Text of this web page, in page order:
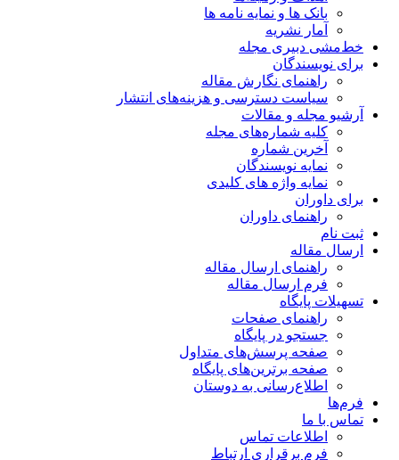
بانک ها و نمایه نامه ها
آمار نشریه
خط‌مشی دبیری مجله
برای نویسندگان
راهنمای نگارش مقاله
سیاست دسترسی و هزینه‌های انتشار
آرشیو مجله و مقالات
کلیه شماره‌های مجله
آخرین شماره
نمایه نویسندگان
نمایه واژه های کلیدی
برای داوران
راهنمای داوران
ثبت نام
ارسال مقاله
راهنمای ارسال مقاله
فرم ارسال مقاله
تسهیلات پایگاه
راهنمای صفحات
جستجو در پایگاه
صفحه پرسش‌های متداول
صفحه برترین‌های پایگاه
اطلاع‌رسانی به دوستان
فرم‌ها
تماس با ما
اطلاعات تماس
فرم برقراری ارتباط